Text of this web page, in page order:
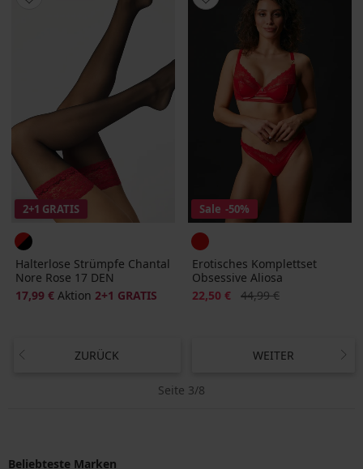
2+1 GRATIS
Halterlose Strümpfe Chantal
Nore Rose 17 DEN
17,99 € Aktion 2+1 GRATIS
Sale -50%
Erotisches Komplettset
Obsessive Aliosa
Rabatt
22,50 € Alter Preis
44,99 €
ZURÜCK WEITER
Seite 3/8
Beliebteste Marken